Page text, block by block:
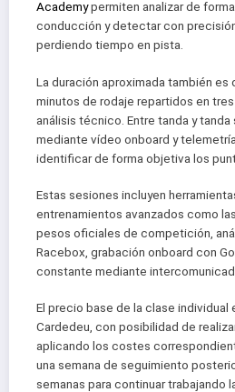
Academypermiten analizar de
conducción y detectar con
perdiendo tiempo en pista.
La duración aproximada también es
minutos de rodaje repartidos en
análisis técnico. Entre tanda y
mediante vídeo onboard y
identificar de forma objetiva los
Estas sesiones incluyen
entrenamientos avanzados como
pesos oficiales de competición,
Racebox, grabación onboard con
constante mediante
El precio base de la clase individual
Cardedeu, con posibilidad de
aplicando los costes
una semana de seguimiento
semanas para continuar trabajando